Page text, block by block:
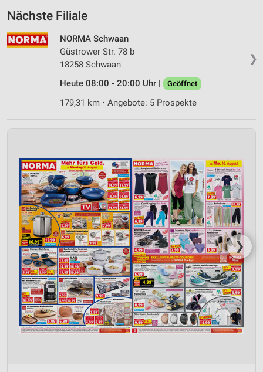
Nächste Filiale
❯
NORMA Schwaan
Güstrower Str. 78 b
18258 Schwaan
Heute 08:00 - 20:00 Uhr |
Geöffnet
179,31 km • Angebote: 5 Prospekte
❯